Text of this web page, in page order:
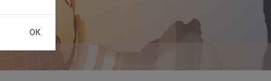
ОК